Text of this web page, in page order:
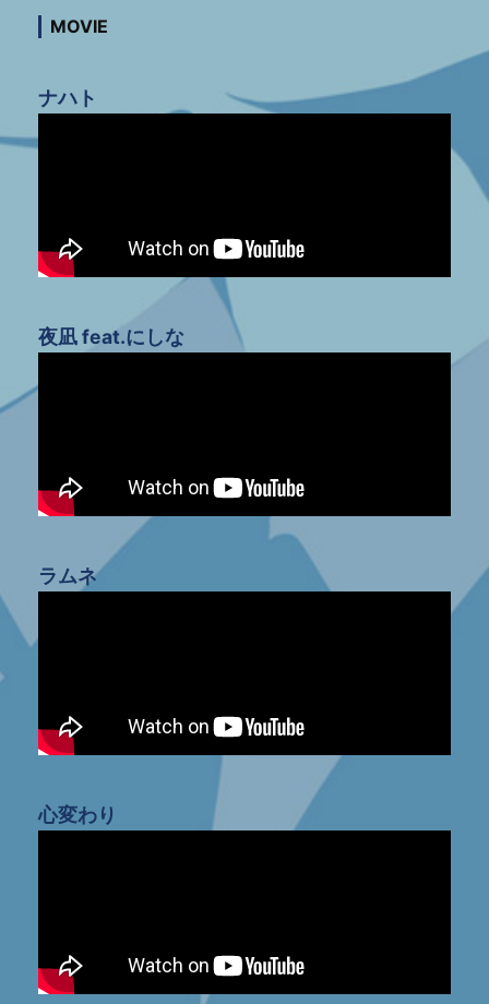
MOVIE
ナハト
夜凪 feat.にしな
ラムネ
心変わり